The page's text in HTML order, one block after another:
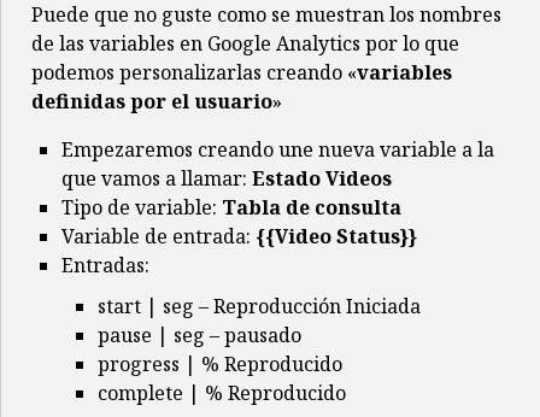
Puede que no guste como se muestran los nombres
de las variables en Google Analytics por lo que
podemos personalizarlas creando «variables
definidas por el usuario»
Empezaremos creando une nueva variable a la
que vamos a llamar: Estado Videos
Tipo de variable: Tabla de consulta
Variable de entrada: {{Video Status}}
Entradas:
start | seg – Reproducción Iniciada
pause | seg – pausado
progress | % Reproducido
complete | % Reproducido